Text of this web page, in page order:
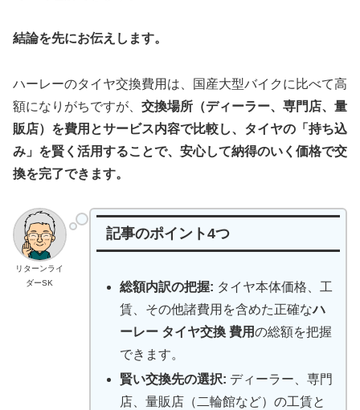
結論を先にお伝えします。
ハーレーのタイヤ交換費用は、国産大型バイクに比べて高
額になりがちですが、 交換場所（ディーラー、専門店、量
販店）を費用とサービス内容で比較し、タイヤの「持ち込
み」を賢く活用することで、安心して納得のいく価格で交
換を完了できます。
リターンライ
ダーSK
記事のポイント4つ
総額内訳の把握: タイヤ本体価格、工
賃、その他諸費用を含めた正確なハ
ーレー タイヤ交換 費用の総額を把握
できます。
賢い交換先の選択: ディーラー、専門
店、量販店（二輪館など）の工賃と